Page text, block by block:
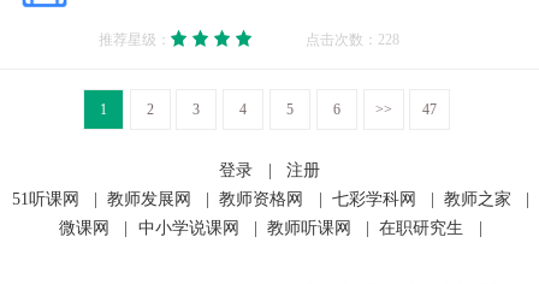
推荐星级： 点击次数：228
1 2 3 4 5 6 >> 47
登录
注册
51听课网
教师发展网 教师资格网 七彩学科网 教师之家
微课网
中小学说课网 教师听课网 在职研究生